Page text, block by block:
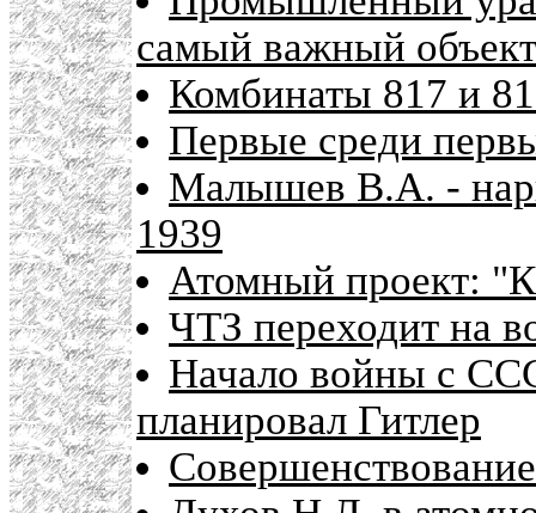
самый важный
Комбинаты 817 и
Первые среди
Малышев В.А. -
1939
Атомный проект:
ЧТЗ переходит на
Начало войны с
планировал Гитлер